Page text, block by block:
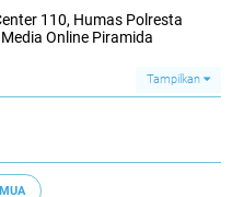
110, Humas Polresta
Online Piramida
Tampilkan